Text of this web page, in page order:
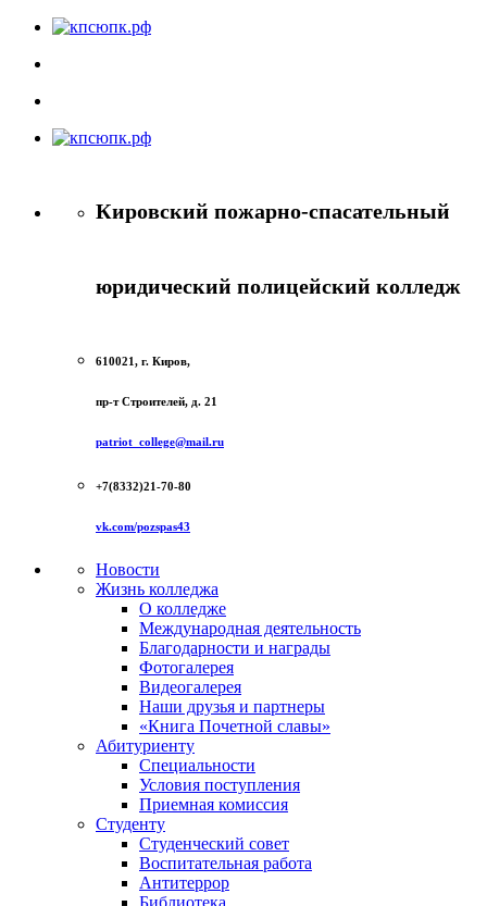
Кировский пожарно-спасательный
юридический полицейский колледж
610021, г. Киров,
пр-т Строителей, д. 21
patriot_college@mail.ru
+7(8332)21-70-80
vk.com/pozspas43
Новости
Жизнь колледжа
О колледже
Международная деятельность
Благодарности и награды
Фотогалерея
Видеогалерея
Наши друзья и партнеры
«Книга Почетной славы»
Абитуриенту
Специальности
Условия поступления
Приемная комиссия
Студенту
Студенческий совет
Воспитательная работа
Антитеррор
Библиотека